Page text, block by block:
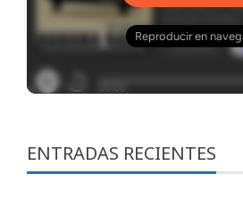
ENTRADAS RECIENTES